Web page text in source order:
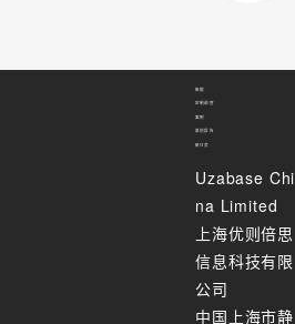
数据
定制调查
案例
原创报告
研讨会
Uzabase Chi
na Limited
上海优则倍思
信息科技有限
公司
中国上海市静